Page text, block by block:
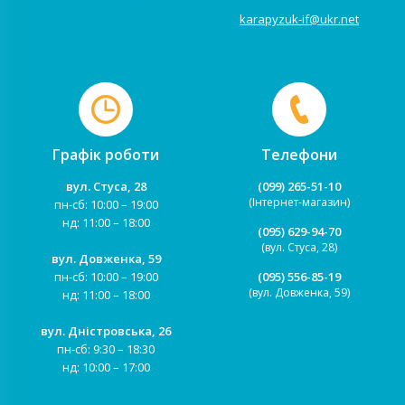
karapyzuk-if@ukr.net
Графік роботи
вул. Стуса, 28
пн-сб: 10:00 – 19:00
нд: 11:00 – 18:00
вул. Довженка, 59
пн-сб: 10:00 – 19:00
нд: 11:00 – 18:00
вул. Дністровська, 26
пн-сб: 9:30 – 18:30
нд: 10:00 – 17:00
Телефони
(099) 265-51-10
(Інтернет-магазин)
(095) 629-94-70
(вул. Стуса, 28)
(095) 556-85-19
(вул. Довженка, 59)